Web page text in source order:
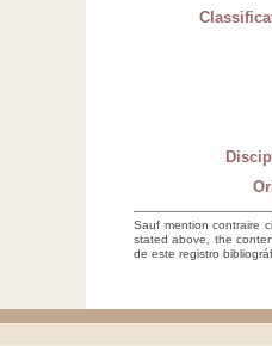
Sauf mention contraire
stated above, the
de este registro